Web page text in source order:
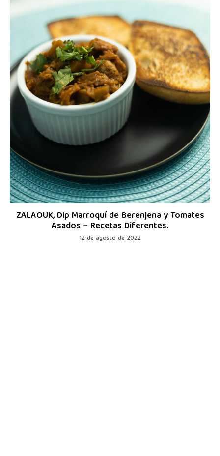
ZALAOUK, Dip Marroquí de Berenjena y Tomates
Asados – Recetas Diferentes.
12 de agosto de 2022